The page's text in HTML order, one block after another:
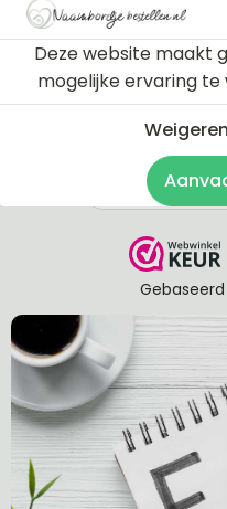
Deze website maakt
mogelijke ervaring te
Weigeren